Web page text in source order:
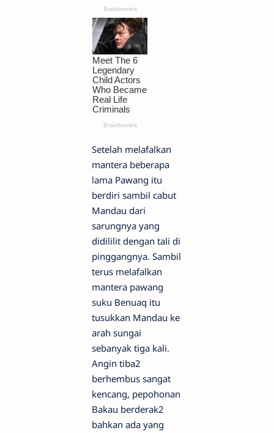
Setelah melafalkan
mantera beberapa
lama Pawang itu
berdiri sambil cabut
Mandau dari
sarungnya yang
didililit dengan tali di
pinggangnya. Sambil
terus melafalkan
mantera pawang
suku Benuaq itu
tusukkan Mandau ke
arah sungai
sebanyak tiga kali.
Angin tiba2
berhembus sangat
kencang, pepohonan
Bakau berderak2
bahkan ada yang